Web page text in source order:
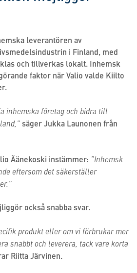
leverantören av
i Finland, med
och tillverkas lokalt. Inhemsk
faktor när Valio valde Kiilto
inhemska företag och bidra till
säger Jukka Launonen från
Äänekoski instämmer: ”Inhemsk
eftersom det säkerställer
också snabba svar.
produkt eller om vi förbrukar mer
snabbt och leverera, tack vare korta
Riitta Järvinen.